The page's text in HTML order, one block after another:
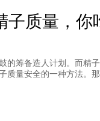
子质量，你
筹备造人计划。而精
质量安全的一种方法。